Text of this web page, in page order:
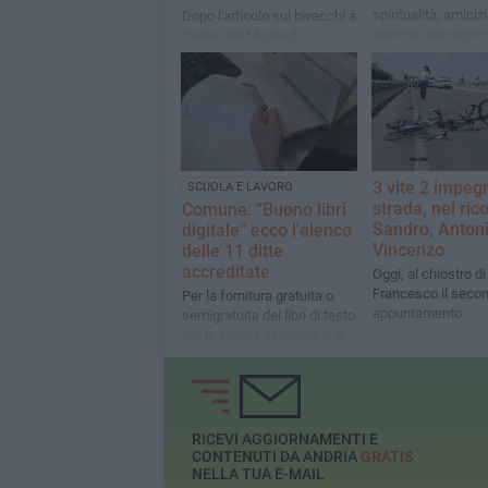
Dopo l'articolo sui bivacchi a
AndriaViva anche la sindaca
stigmatizza l'accaduto
spiritualità,
della famiglia
SCUOLA E LAVORO
Comune: “Buono libri
digitale” ecco l'elenco
delle 11 ditte
accreditate
Per la fornitura gratuita o
semigratuita dei libri di testo
1° e di 2° grado A.S.
2026/2027
3 vite 2
strada, nel
Sandro,
Vincenzo
Oggi, al chiostro di
Francesco il
appuntamento
RICEVI AGGIORNAMENTI E
CONTENUTI DA ANDRIA GRATIS
NELLA TUA E-MAIL